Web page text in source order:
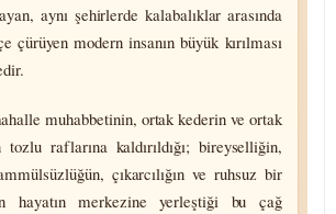
aynı şehirlerde kala­balıklar arasında
çürüyen modern insanın büyük kırılması
muhab­betinin, ortak kederin ve ortak
raflarına kaldırıldığı; birey­selliğin,
çıkar­cılığın ve ruhsuz bir
hayatın merkezine yerleştiği bu çağ